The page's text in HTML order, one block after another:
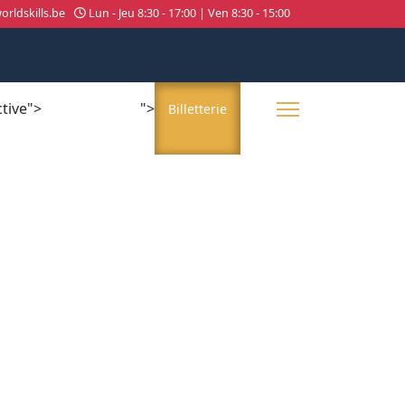
Lun - Jeu 8:30 - 17:00 | Ven 8:30 - 15:00
"> Billetterie